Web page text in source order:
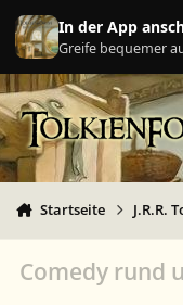
Zu Inhalt springen
In der App
Greife bequemer
Startseite J.R.R.
Comedy rund